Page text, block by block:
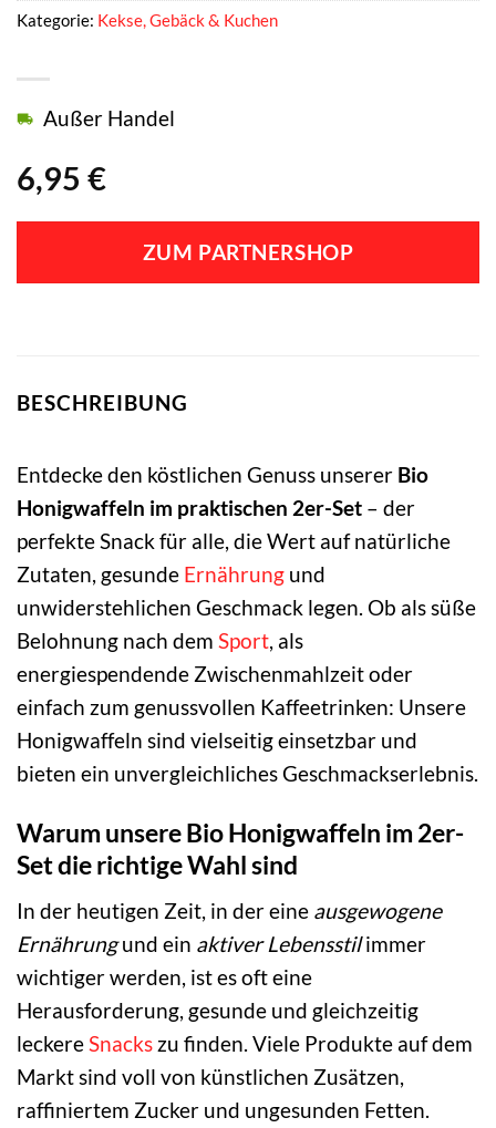
6,95 €
Außer Handel
ZUM PARTNERSHOP
Kategorie: Kekse, Gebäck & Kuchen
BESCHREIBUNG
Entdecke den köstlichen Genuss unserer Bio
Honigwaffeln im praktischen 2er-Set – der
perfekte Snack für alle, die Wert auf natürliche
Zutaten, gesunde Ernährung und
unwiderstehlichen Geschmack legen. Ob als süße
Belohnung nach dem Sport , als
energiespendende Zwischenmahlzeit oder
einfach zum genussvollen Kaffeetrinken: Unsere
Honigwaffeln sind vielseitig einsetzbar und
bieten ein unvergleichliches Geschmackserlebnis.
Warum unsere Bio Honigwaffeln im 2er-
Set die richtige Wahl sind
In der heutigen Zeit, in der eine ausgewogene
Ernährungund ein aktiver Lebensstilimmer
wichtiger werden, ist es oft eine
Herausforderung, gesunde und gleichzeitig
leckereSnacks zu finden. Viele Produkte auf dem
Markt sind voll von künstlichen Zusätzen,
raffiniertem Zucker und ungesunden Fetten.